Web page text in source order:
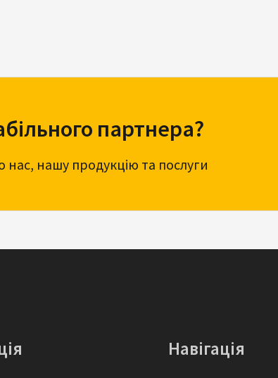
партнера?
нас, нашу продукцію та послуги
Навігація